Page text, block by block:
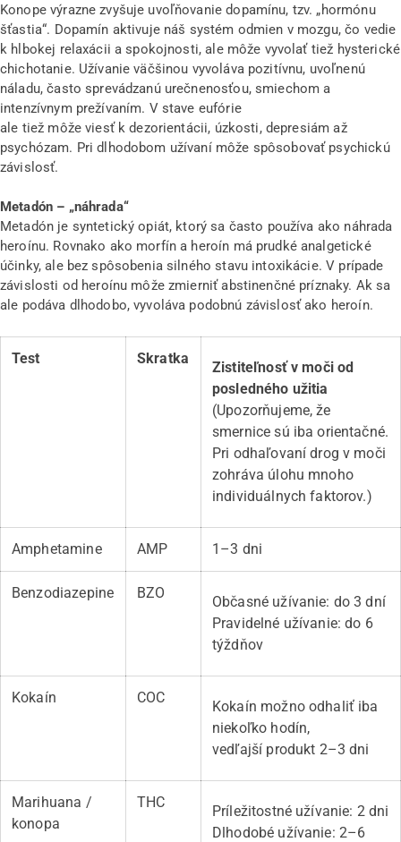
Konope výrazne zvyšuje uvoľňovanie dopamínu, tzv. „hormónu
šťastia“. Dopamín aktivuje náš systém odmien v mozgu, čo vedie
k hlbokej relaxácii a spokojnosti, ale môže vyvolať tiež hysterické
chichotanie. Užívanie väčšinou vyvoláva pozitívnu, uvoľnenú
náladu, často sprevádzanú urečnenosťou, smiechom a
intenzívnym prežívaním. V stave eufórie
ale tiež môže viesť k dezorientácii, úzkosti, depresiám až
psychózam. Pri dlhodobom užívaní môže spôsobovať psychickú
závislosť.
Metadón – „náhrada“
Metadón je syntetický opiát, ktorý sa často používa ako náhrada
heroínu. Rovnako ako morfín a heroín má prudké analgetické
účinky, ale bez spôsobenia silného stavu intoxikácie. V prípade
závislosti od heroínu môže zmierniť abstinenčné príznaky. Ak sa
ale podáva dlhodobo, vyvoláva podobnú závislosť ako heroín.
Test Skratka
Zistiteľnosť v moči od
posledného užitia
(Upozorňujeme, že
smernice sú iba orientačné.
Pri odhaľovaní drog v moči
zohráva úlohu mnoho
individuálnych faktorov.)
Amphetamine AMP 1–3 dni
Benzodiazepine BZO
Občasné užívanie: do 3 dní
Pravidelné užívanie: do 6
týždňov
Kokaín COC
Kokaín možno odhaliť iba
niekoľko hodín,
vedľajší produkt 2–3 dni
Marihuana /
konopa
THC
Príležitostné užívanie: 2 dni
Dlhodobé užívanie: 2–6